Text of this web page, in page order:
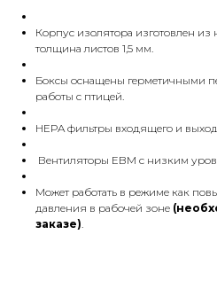
Корпус изолятора изготовлен
толщина листов 1,5 мм.
Боксы оснащены герметичными
работы с птицей.
HEPA фильтры входящего и
Вентиляторы EBM с низким
Может работать в режиме как
давления в рабочей зоне
заказе).